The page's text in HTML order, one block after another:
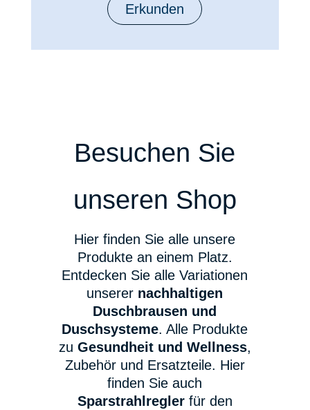
Erkunden
Besuchen Sie
unseren Shop
Hier finden Sie alle unsere
Produkte an einem Platz.
Entdecken Sie alle Variationen
unserer nachhaltigen
Duschbrausen und
Duschsysteme. Alle Produkte
zu Gesundheit und Wellness,
Zubehör und Ersatzteile. Hier
finden Sie auch
Sparstrahlreglerfür den